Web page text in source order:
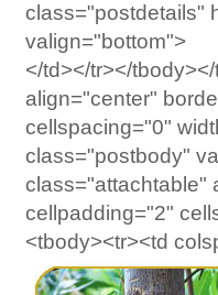
class="postdetails"
valign="bottom">
</td></tr></
align="center"
cellspacing="0"
class="postbody"
class="attachtable"
cellpadding="2"
<tbody><tr><td